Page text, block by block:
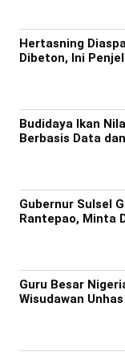
Hertasning
Dibeton, Ini
Budidaya Ikan
Berbasis Data
Gubernur Sulsel
Rantepao, Minta
Guru Besar
Wisudawan Unhas